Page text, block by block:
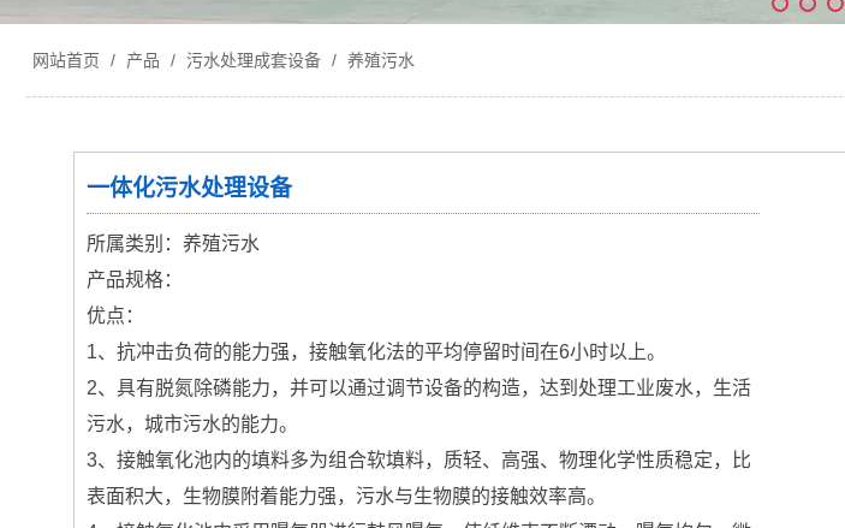
网站首页 / 产品 / 污水处理成套设备 / 养殖污水
一体化污水处理设备
所属类别：养殖污水
产品规格：
优点：
1、抗冲击负荷的能力强，接触氧化法的平均停留时间在6小时以上。
2、具有脱氮除磷能力，并可以通过调节设备的构造，达到处理工业废水，生活
污水，城市污水的能力。
3、接触氧化池内的填料多为组合软填料，质轻、高强、物理化学性质稳定，比
表面积大，生物膜附着能力强，污水与生物膜的接触效率高。